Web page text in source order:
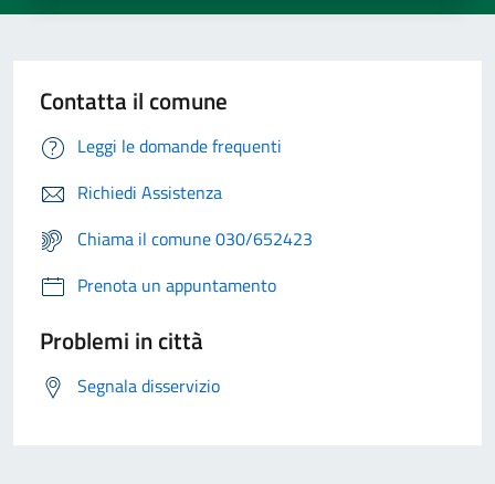
Contatta il comune
Leggi le domande frequenti
Richiedi Assistenza
Chiama il comune 030/652423
Prenota un appuntamento
Problemi in città
Segnala disservizio